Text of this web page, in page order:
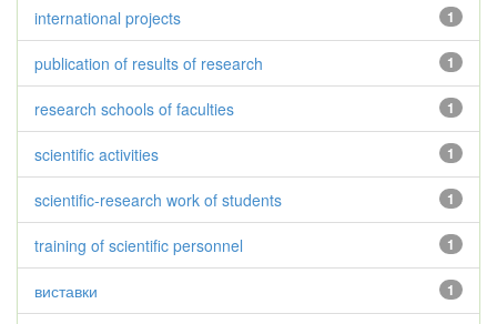
1
international projects
1
publication of results of research
1
research schools of faculties
1
scientific activities
1
scientific-research work of students
1
training of scientific personnel
1
виставки